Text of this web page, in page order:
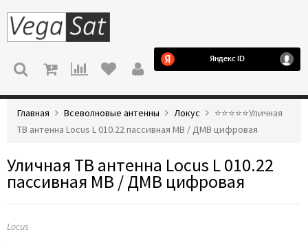
МЕНЮ
Главная Всеволновые антенны Локус
⭐️⭐️⭐️⭐️⭐️Уличная
ТВ антенна Locus L 010.22 пассивная МВ / ДМВ цифровая
Уличная ТВ антенна Locus L 010.22
пассивная МВ / ДМВ цифровая
Locus